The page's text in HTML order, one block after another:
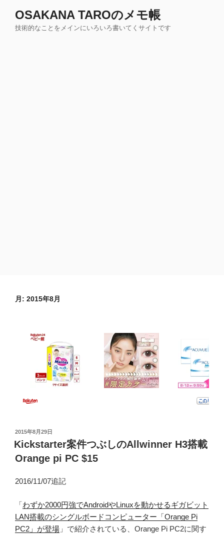
OSAKANA TAROのメモ帳
技術的なことをメインにいろいろ書いてくサイトです
月: 2015年8月
投
稿
日:
2015年8月29日
Kickstarter案件つぶしのAllwinner H3搭載
Orange pi PC $15
2016/11/07追記
「わずか2000円強でAndroidやLinuxを動かせるギガビット
LAN搭載のシングルボードコンピューター「Orange Pi
PC2」が登場 」で紹介されている、Orange Pi PC2に関す